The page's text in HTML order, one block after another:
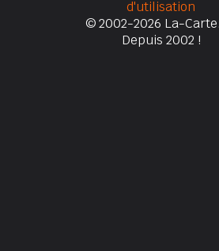
d'utilisation
© 2002-2026 La-
Depuis 2002 !